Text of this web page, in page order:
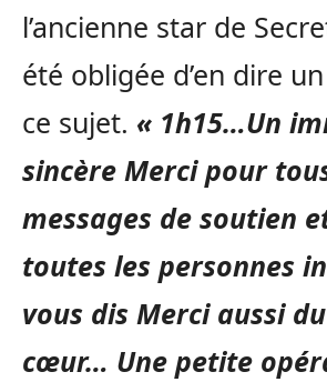
l’ancienne star de
été obligée d’en dire
ce sujet. « 1h15…Un
sincère Merci pour
messages de soutien
toutes les personnes
vous dis Merci aussi
cœur… Une petite